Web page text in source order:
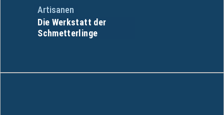
Artisanen
Die Werkstatt der
Schmetterlinge